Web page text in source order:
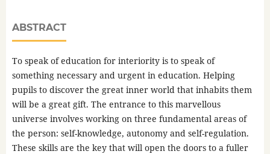
ABSTRACT
To speak of education for interiority is to speak of
something necessary and urgent in education. Helping
pupils to discover the great inner world that inhabits them
will be a great gift. The entrance to this marvellous
universe involves working on three fundamental areas of
the person: self-knowledge, autonomy and self-regulation.
These skills are the key that will open the doors to a fuller